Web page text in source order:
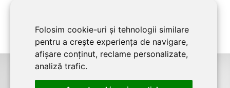
Folosim cookie-uri și tehnologii similare
pentru a crește experiența de navigare,
afișare conținut, reclame personalizate,
analiză trafic.
BUCURESTI CONSTRUCTeste un serviciu de promovare online